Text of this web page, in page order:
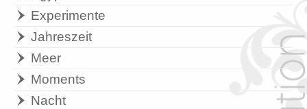
Experimente
Jahreszeit
Meer
Moments
Nacht